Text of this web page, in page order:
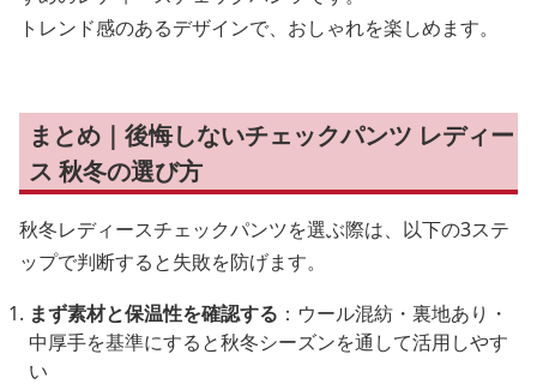
トレンド感のあるデザインで、おしゃれを楽しめます。
まとめ｜後悔しないチェックパンツ レディー
ス 秋冬の選び方
秋冬レディースチェックパンツを選ぶ際は、以下の3ステ
ップで判断すると失敗を防げます。
まず素材と保温性を確認する ：ウール混紡・裏地あり・
中厚手を基準にすると秋冬シーズンを通して活用しやす
い